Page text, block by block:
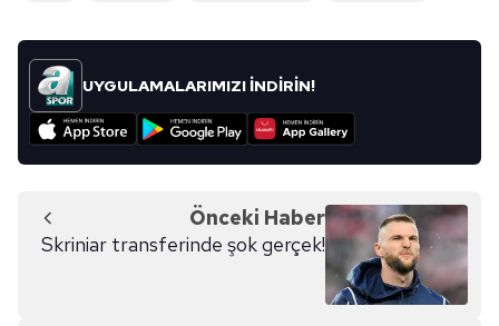
UYGULAMALARIMIZI İNDİRİN!
Önceki Haber
Skriniar transferinde şok gerçek!